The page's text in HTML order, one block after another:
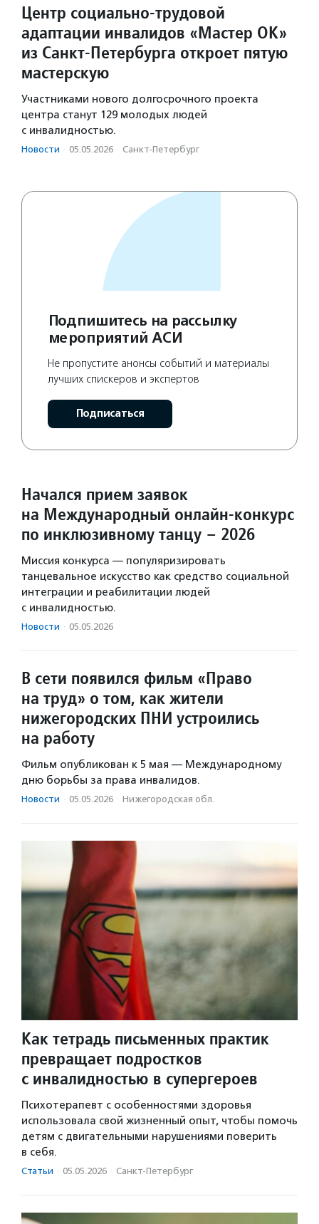
Центр социально-трудовой
адаптации инвалидов «Мастер ОК»
из Санкт-Петербурга откроет пятую
мастерскую
Участниками нового долгосрочного проекта
центра станут 129 молодых людей
с инвалидностью.
Новости · 05.05.2026 · Санкт-Петербург
Подпишитесь на рассылку
мероприятий АСИ
Не пропустите анонсы событий и материалы
лучших спискеров и экспертов
Подписаться
Начался прием заявок
на Международный онлайн-конкурс
по инклюзивному танцу – 2026
Миссия конкурса — популяризировать
танцевальное искусство как средство социальной
интеграции и реабилитации людей
с инвалидностью.
Новости · 05.05.2026
В сети появился фильм «Право
на труд» о том, как жители
нижегородских ПНИ устроились
на работу
Фильм опубликован к 5 мая — Международному
дню борьбы за права инвалидов.
Новости · 05.05.2026 · Нижегородская обл.
Как тетрадь письменных практик
превращает подростков
с инвалидностью в супергероев
Психотерапевт с особенностями здоровья
использовала свой жизненный опыт, чтобы помочь
детям с двигательными нарушениями поверить
в себя.
Статьи · 05.05.2026 · Санкт-Петербург